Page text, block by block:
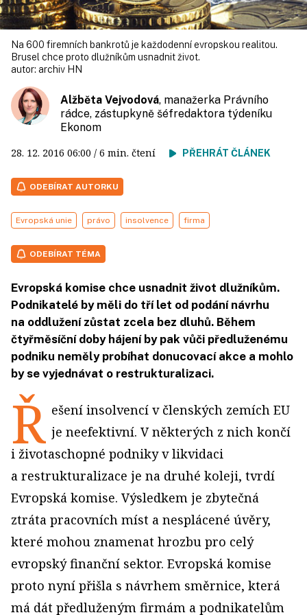
Na 600 firemních bankrotů je každodenní evropskou realitou.
Brusel chce proto dlužníkům usnadnit život.
autor: archiv HN
Alžběta Vejvodová, manažerka Právního
rádce, zástupkyně šéfredaktora týdeníku
Ekonom
28. 12. 2016 06:00 / 6 min. čtení PŘEHRÁT ČLÁNEK
ODEBÍRAT AUTORKU
Evropská unie právo insolvence firma
ODEBÍRAT TÉMA
Evropská komise chce usnadnit život dlužníkům.
Podnikatelé by měli do tří let od podání návrhu
na oddlužení zůstat zcela bez dluhů. Během
čtyřměsíční doby hájení by pak vůči předluženému
podniku neměly probíhat donucovací akce a mohlo
by se vyjednávat o restrukturalizaci.
Ř ešení insolvencí v členských zemích EU
je neefektivní. V některých z nich končí
i životaschopné podniky v likvidaci
a restrukturalizace je na druhé koleji, tvrdí
Evropská komise. Výsledkem je zbytečná
ztráta pracovních míst a nesplácené úvěry,
které mohou znamenat hrozbu pro celý
evropský finanční sektor. Evropská komise
proto nyní přišla s návrhem směrnice, která
má dát předluženým firmám a podnikatelům